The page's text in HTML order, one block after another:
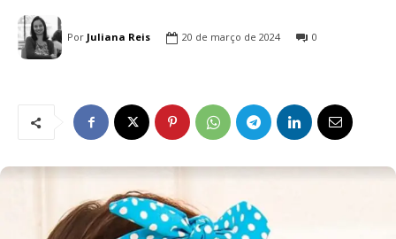
Por Juliana Reis 20 de março de 2024 0